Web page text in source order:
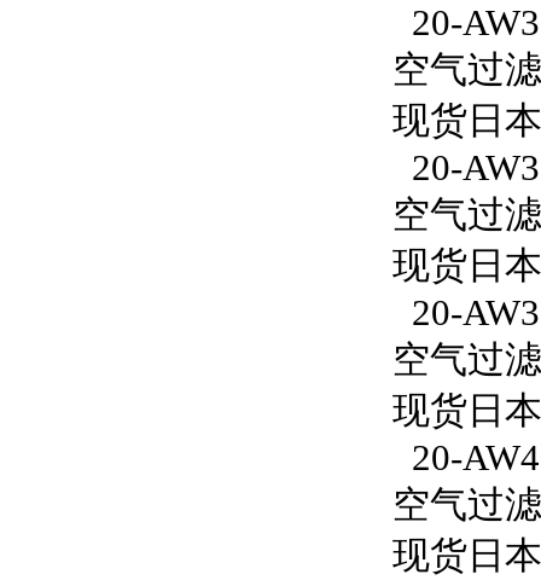
20-
空气过
现货日
20-
空气过
现货日
20-
空气过
现货日
20-
空气过
现货日